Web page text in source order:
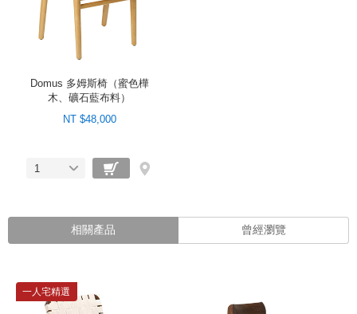
Domus 多姆斯椅（蜜色樺
木、礦石藍布料）
NT $48,000
1
相關產品 曾經瀏覽
一人宅精選